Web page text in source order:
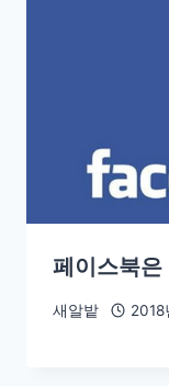
페이스북은
새알밭